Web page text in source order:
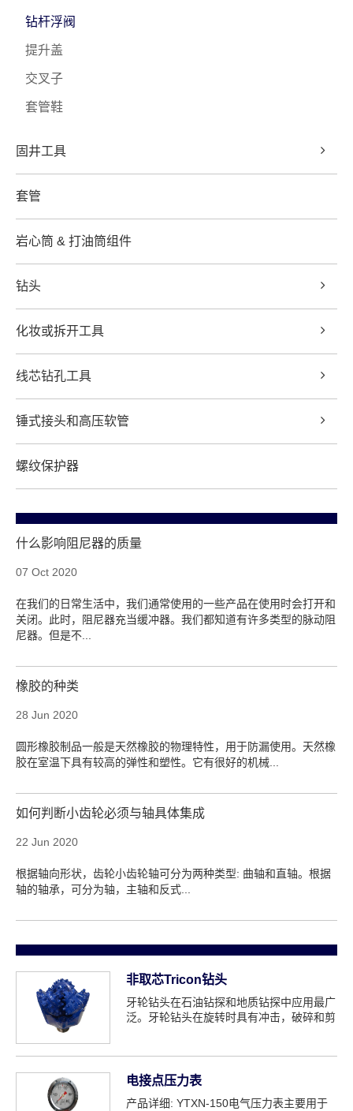
钻杆浮阀
提升盖
交叉子
套管鞋
固井工具
套管
岩心筒 & 打油筒组件
钻头
化妆或拆开工具
线芯钻孔工具
锤式接头和高压软管
螺纹保护器
什么影响阻尼器的质量
07 Oct 2020
在我们的日常生活中，我们通常使用的一些产品在使用时会打开和
关闭。此时，阻尼器充当缓冲器。我们都知道有许多类型的脉动阻
尼器。但是不...
橡胶的种类
28 Jun 2020
圆形橡胶制品一般是天然橡胶的物理特性，用于防漏使用。天然橡
胶在室温下具有较高的弹性和塑性。它有很好的机械...
如何判断小齿轮必须与轴具体集成
22 Jun 2020
根据轴向形状，齿轮小齿轮轴可分为两种类型: 曲轴和直轴。根据
轴的轴承，可分为轴，主轴和反式...
非取芯Tricon钻头
牙轮钻头在石油钻探和地质钻探中应用最广
泛。牙轮钻头在旋转时具有冲击，破碎和剪
电接点压力表
产品详细: YTXN-150电气压力表主要用于